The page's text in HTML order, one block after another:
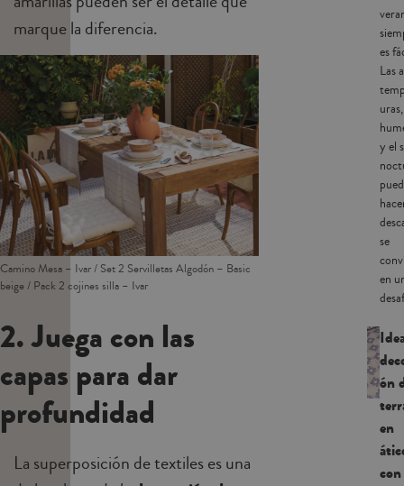
marque la diferencia.
Camino Mesa – Ivar / Set 2 Servilletas Algodón – Basic
beige / Pack 2 cojines silla – Ivar
2. Juega con las
capas para dar
profundidad
La superposición de textiles es una
es
Las
y el
se
en
ón
en
con